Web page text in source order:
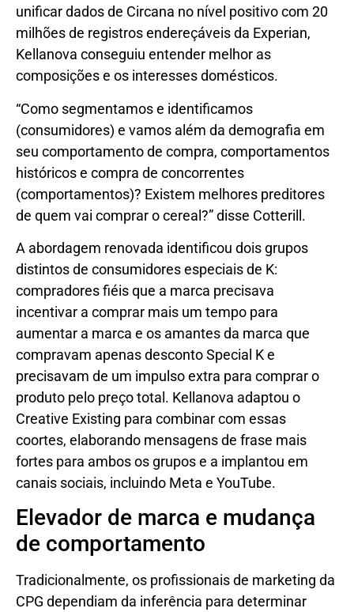
unificar dados de Circana no nível positivo com 20
milhões de registros endereçáveis ​​da Experian,
Kellanova conseguiu entender melhor as
composições e os interesses domésticos.
“Como segmentamos e identificamos
(consumidores) e vamos além da demografia em
seu comportamento de compra, comportamentos
históricos e compra de concorrentes
(comportamentos)? Existem melhores preditores
de quem vai comprar o cereal?” disse Cotterill.
A abordagem renovada identificou dois grupos
distintos de consumidores especiais de K:
compradores fiéis que a marca precisava
incentivar a comprar mais um tempo para
aumentar a marca e os amantes da marca que
compravam apenas desconto Special K e
precisavam de um impulso extra para comprar o
produto pelo preço total. Kellanova adaptou o
Creative Existing para combinar com essas
coortes, elaborando mensagens de frase mais
fortes para ambos os grupos e a implantou em
canais sociais, incluindo Meta e YouTube.
Elevador de marca e mudança
de comportamento
Tradicionalmente, os profissionais de marketing da
CPG dependiam da inferência para determinar